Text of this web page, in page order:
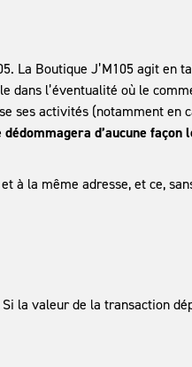
La Boutique J’M105 agit en
dans l’éventualité où le
ses activités (notamment en
d’aucune façon
à la même adresse, et ce,
la valeur de la transaction